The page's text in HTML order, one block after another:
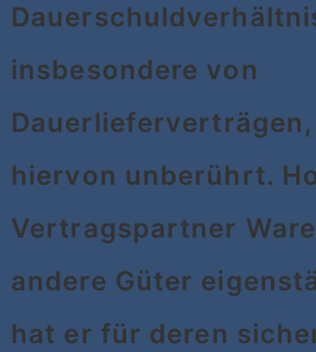
insbesondere von
hiervon unberührt.
Vertragspartner
andere Güter
hat er für deren